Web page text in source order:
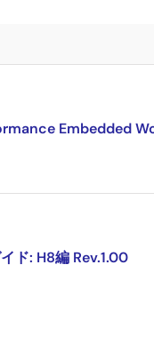
Embedded
ド: H8編 Rev.1.00